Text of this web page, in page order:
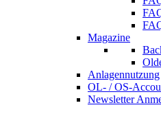
Magazine
Anlagennutzung
OL- / OS-
Newsletter